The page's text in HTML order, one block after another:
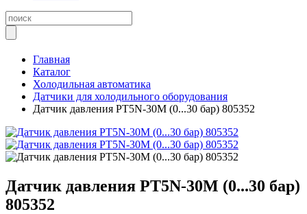
Главная
Каталог
Холодильная автоматика
Датчики для холодильного оборудования
Датчик давления PT5N-30M (0...30 бар) 805352
Датчик давления PT5N-30M (0...30 бар)
805352